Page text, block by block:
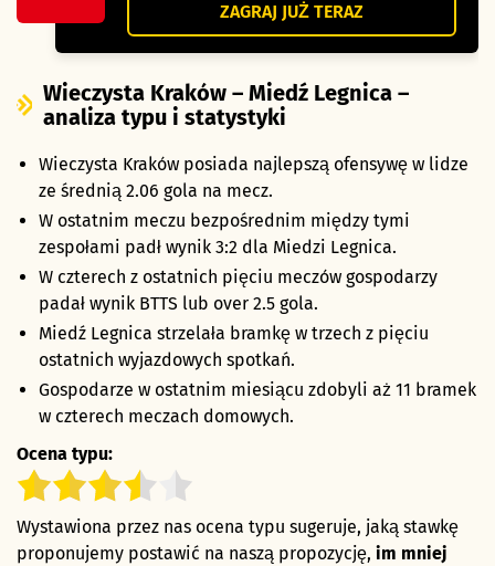
ZAGRAJ JUŻ TERAZ
Wieczysta Kraków – Miedź Legnica –
analiza typu i statystyki
Wieczysta Kraków posiada najlepszą ofensywę w lidze
ze średnią 2.06 gola na mecz.
W ostatnim meczu bezpośrednim między tymi
zespołami padł wynik 3:2 dla Miedzi Legnica.
W czterech z ostatnich pięciu meczów gospodarzy
padał wynik BTTS lub over 2.5 gola.
Miedź Legnica strzelała bramkę w trzech z pięciu
ostatnich wyjazdowych spotkań.
Gospodarze w ostatnim miesiącu zdobyli aż 11 bramek
w czterech meczach domowych.
Ocena typu:
Wystawiona przez nas ocena typu sugeruje, jaką stawkę
proponujemy postawić na naszą propozycję, im mniej